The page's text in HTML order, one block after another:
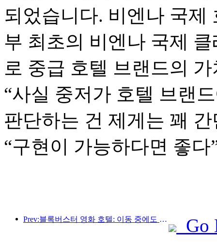
되었습니다. 비엔나 국제
부 최초의 비엔나 국제
로 중급 호텔 브랜드의
“사실 중저가 호텔 브랜
판단하는 건 제게는 꽤
“구현이 가능하다면 좋
Prev:블록버스터 영화 호텔: 이동 중에도 영화의 꿈을 꾸는 공장
Go